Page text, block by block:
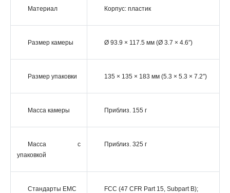
Материал Корпус: пластик
Размер камеры Ø 93.9 × 117.5 мм (Ø 3.7 × 4.6″)
Размер упаковки 135 × 135 × 183 мм (5.3 × 5.3 × 7.2″)
Масса камеры Приблиз. 155 г
Масса с
упаковкой
Приблиз. 325 г
Стандарты EMC
FCC (47 CFR Part 15, Subpart B);